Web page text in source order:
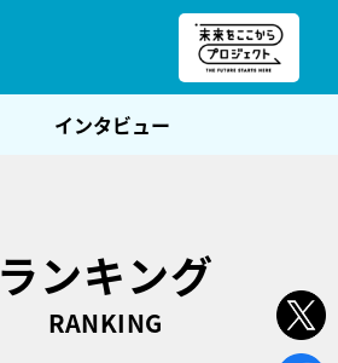
インタビュー
ランキング
RANKING